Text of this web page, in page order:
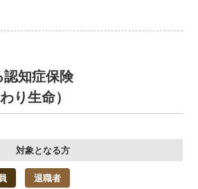
認知症保険
り生命）
対象となる方
退職者